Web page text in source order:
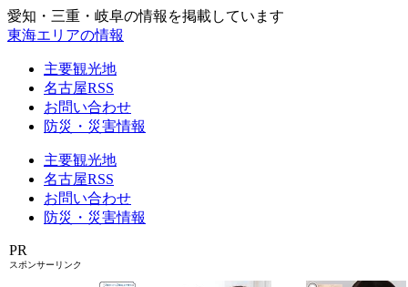
愛知・三重・岐阜の情報を掲載しています
東海エリアの情報
主要観光地
名古屋RSS
お問い合わせ
防災・災害情報
主要観光地
名古屋RSS
お問い合わせ
防災・災害情報
PR
スポンサーリンク